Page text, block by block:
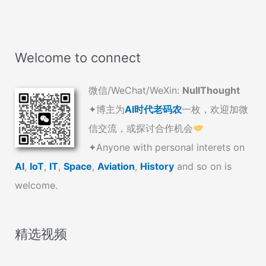
Welcome to connect
微信/WeChat/WeXin: NullThought
✦博主为AI时代老码农一枚，欢迎加微
信交流，或探讨合作机会
✦Anyone with personal interets on
AI, IoT, IT, Space, Aviation, History and so on is
welcome.
精选视频